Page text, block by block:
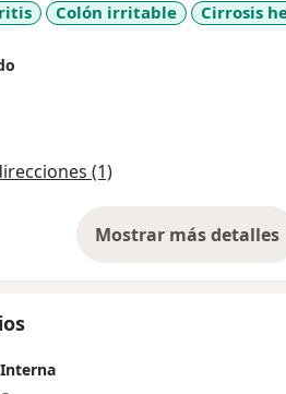
Colón irritable Cirrosis
(1)
Mostrar más detalles
sobre la